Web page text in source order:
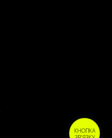
КНОПКА